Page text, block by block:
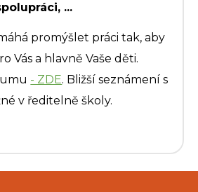
...
promýšlet práci tak, aby
Vás a hlavně Vaše děti.
- ZDE. Bližší seznámení s
v ředitelně školy.